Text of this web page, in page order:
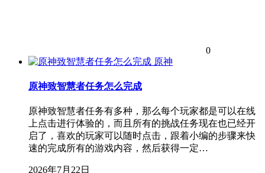
0
原神
原神致智慧者任务怎么完成
原神致智慧者任务有多种，那么每个玩家都是可以在线
上点击进行体验的，而且所有的挑战任务现在也已经开
启了，喜欢的玩家可以随时点击，跟着小编的步骤来快
速的完成所有的游戏内容，然后获得一定…
2026年7月22日